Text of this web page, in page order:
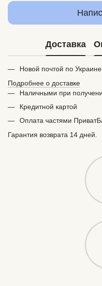
Доставка
Новой почтой по
Подробнее о доставке
Наличными при
Кредитной картой
Оплата частями
Гарантия возврата 14 дней.